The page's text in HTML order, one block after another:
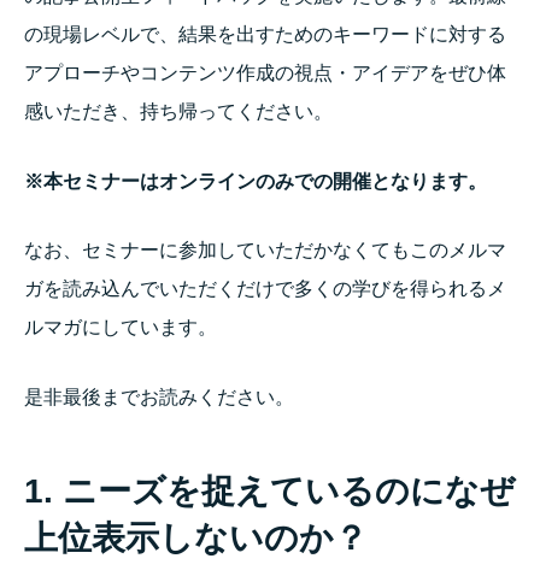
の現場レベルで、結果を出すためのキーワードに対する
アプローチやコンテンツ作成の視点・アイデアをぜひ体
感いただき、持ち帰ってください。
※本セミナーはオンラインのみでの開催となります。
なお、セミナーに参加していただかなくてもこのメルマ
ガを読み込んでいただくだけで多くの学びを得られるメ
ルマガにしています。
是非最後までお読みください。
1. ニーズを捉えているのになぜ
上位表示しないのか？